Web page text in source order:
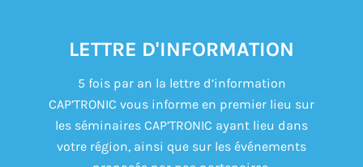
LETTRE D'INFORMATION
5 fois par an la lettre d’information
CAP’TRONIC vous informe en premier lieu sur
les séminaires CAP’TRONIC ayant lieu dans
votre région, ainsi que sur les événements